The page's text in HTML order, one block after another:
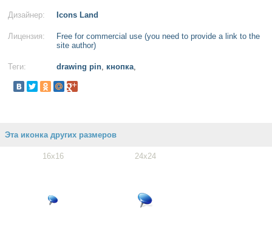
Дизайнер: Icons Land
Лицензия:
Free for commercial use (you need to provide a link to the
site author)
Теги: drawing pin, кнопка,
Эта иконка других размеров
16x16 24x24